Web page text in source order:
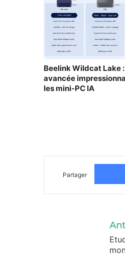
Beelink Wildcat Lake
avancée
les mini-PC IA
Partager